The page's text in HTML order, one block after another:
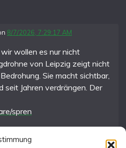
8/7/2026, 7:29:17 AM
wollen es nur nicht
von Leipzig zeigt nicht
Sie macht sichtbar,
seit Jahren verdrängen. Der
spren